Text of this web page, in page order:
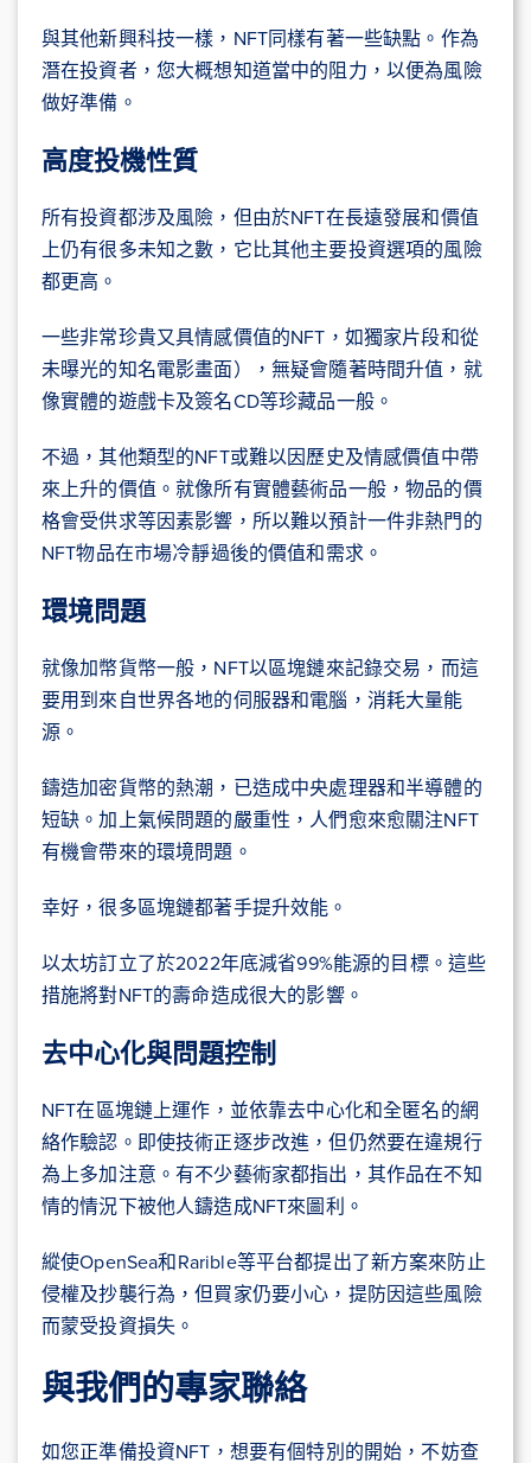
與其他新興科技一樣，NFT同樣有著一些缺點。作為
潛在投資者，您大概想知道當中的阻力，以便為風險
做好準備。
高度投機性質
所有投資都涉及風險，但由於NFT在長遠發展和價值
上仍有很多未知之數，它比其他主要投資選項的風險
都更高。
一些非常珍貴又具情感價值的NFT，如獨家片段和從
未曝光的知名電影畫面），無疑會隨著時間升值，就
像實體的遊戲卡及簽名CD等珍藏品一般。
不過，其他類型的NFT或難以因歷史及情感價值中帶
來上升的價值。就像所有實體藝術品一般，物品的價
格會受供求等因素影響，所以難以預計一件非熱門的
NFT物品在市場冷靜過後的價值和需求。
環境問題
就像加幣貨幣一般，NFT以區塊鏈來記錄交易，而這
要用到來自世界各地的伺服器和電腦，消耗大量能
源。
鑄造加密貨幣的熱潮，已造成中央處理器和半導體的
短缺。加上氣候問題的嚴重性，人們愈來愈關注NFT
有機會帶來的環境問題。
幸好，很多區塊鏈都著手提升效能。
以太坊訂立了於2022年底減省99%能源的目標。這些
措施將對NFT的壽命造成很大的影響。
去中心化與問題控制
NFT在區塊鏈上運作，並依靠去中心化和全匿名的網
絡作驗認。即使技術正逐步改進，但仍然要在違規行
為上多加注意。有不少藝術家都指出，其作品在不知
情的情況下被他人鑄造成NFT來圖利。
縱使OpenSea和Rarible等平台都提出了新方案來防止
侵權及抄襲行為，但買家仍要小心，提防因這些風險
而蒙受投資損失。
與我們的專家聯絡
如您正準備投資NFT，想要有個特別的開始，不妨查